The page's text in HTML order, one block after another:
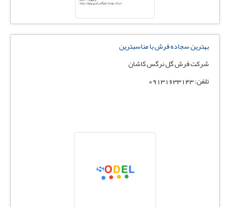
بهترین سجاده فرش با مناسبترین
شرکت فرش گل نرگس کاشان
تلفن: 09131633143